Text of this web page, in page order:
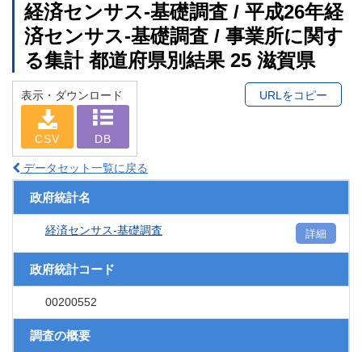
経済センサス‐基礎調査 / 平成26年経
済センサス‐基礎調査 / 事業所に関す
る集計 都道府県別結果 25 滋賀県
表示・ダウンロード
CSV DB
URLをコピー
データセット一覧に戻る
政府統計名
経済センサス‐基礎調査 詳細
政府統計コード
00200552
調査の概要